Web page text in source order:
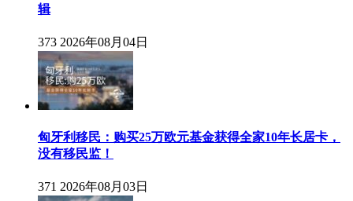
辑
373 2026年08月04日
匈牙利移民：购买25万欧元基金获得全家10年长居卡，
没有移民监！
371 2026年08月03日